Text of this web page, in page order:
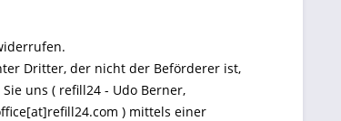
Dritter, der nicht der Beförderer ist,
uns ( refill24 - Udo Berner,
) mittels einer